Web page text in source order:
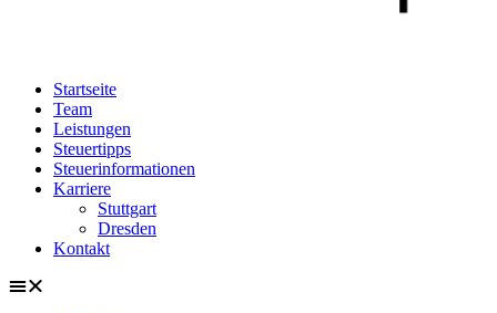
Startseite
Team
Leistungen
Steuertipps
Steuerinformationen
Karriere
Stuttgart
Dresden
Kontakt